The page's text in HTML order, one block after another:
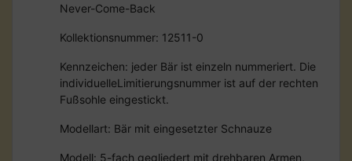
Never-Come-Back
Kollektionsnummer: 12511-0
Kennzeichen: jeder Bär ist einzeln nummeriert. Die
individuelleLimitierungsnummer ist auf der rechten
Fußsohle eingestickt.
Modellart: Bär mit eingesetzter Schnauze
Modell: 5-fach gegliedert mit drehbaren Armen,